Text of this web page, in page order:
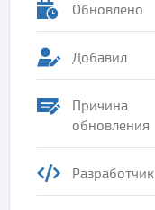
Обновлено
Добавил
Причина
обновления
Разработчик